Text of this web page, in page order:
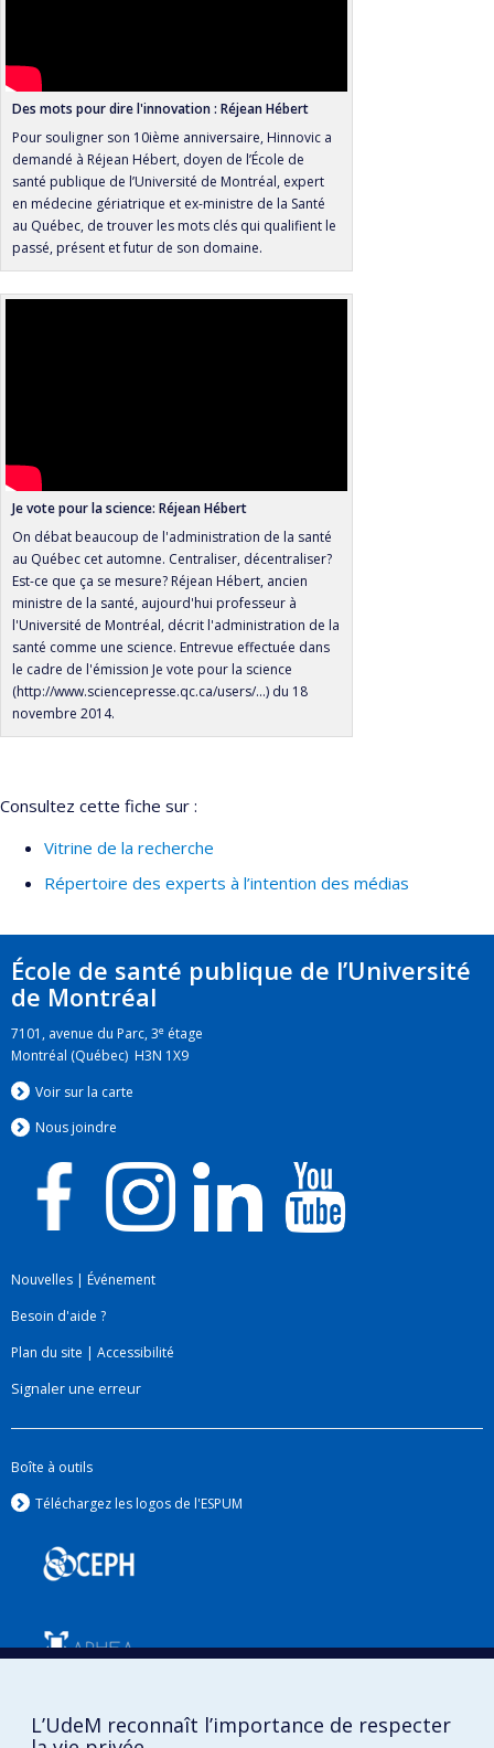
Des mots pour dire l'innovation : Réjean Hébert
Pour souligner son 10ième anniversaire, Hinnovic a
demandé à Réjean Hébert, doyen de l’École de
santé publique de l’Université de Montréal, expert
en médecine gériatrique et ex-ministre de la Santé
au Québec, de trouver les mots clés qui qualifient le
passé, présent et futur de son domaine.
Je vote pour la science: Réjean Hébert
On débat beaucoup de l'administration de la santé
au Québec cet automne. Centraliser, décentraliser?
Est-ce que ça se mesure? Réjean Hébert, ancien
ministre de la santé, aujourd'hui professeur à
l'Université de Montréal, décrit l'administration de la
santé comme une science. Entrevue effectuée dans
le cadre de l'émission Je vote pour la science
(http://www.sciencepresse.qc.ca/users/...) du 18
novembre 2014.
Consultez cette fiche sur :
Vitrine de la recherche
Répertoire des experts à l’intention des médias
École de santé publique de l’Université
de Montréal
7101, avenue du Parc, 3e étage
Montréal (Québec) H3N 1X9
Voir sur la carte
Nous joindre
Nouvelles | Événement
Besoin d'aide ?
Plan du site | Accessibilité
Signaler une erreur
Boîte à outils
Téléchargez les logos de l'ESPUM
Confidentialité
L’UdeM reconnaît l’importance de respecter